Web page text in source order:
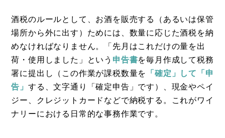
酒税のルールとして、お酒を販売する（あるいは保管
場所から外に出す）ためには、数量に応じた酒税を納
めなければなりません。「先月はこれだけの量を出
荷・使用しました」という 申告書を毎月作成して税務
署に提出し（この作業が課税数量を
「確定」して「申
告」 する、文字通り「確定申告」です）、現金やペイ
ジー、クレジットカードなどで納税する。これがワイ
ナリーにおける日常的な事務作業です。